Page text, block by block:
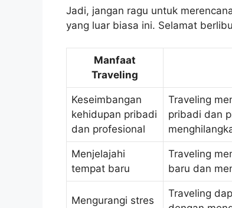
Jadi, jangan ragu untuk
yang luar biasa ini. Selamat
Manfaat
Traveling
Keseimbangan
kehidupan pribadi
dan profesional
Traveling
pribadi dan
Menjelajahi
tempat baru
Traveling
baru dan
Mengurangi stres
Traveling